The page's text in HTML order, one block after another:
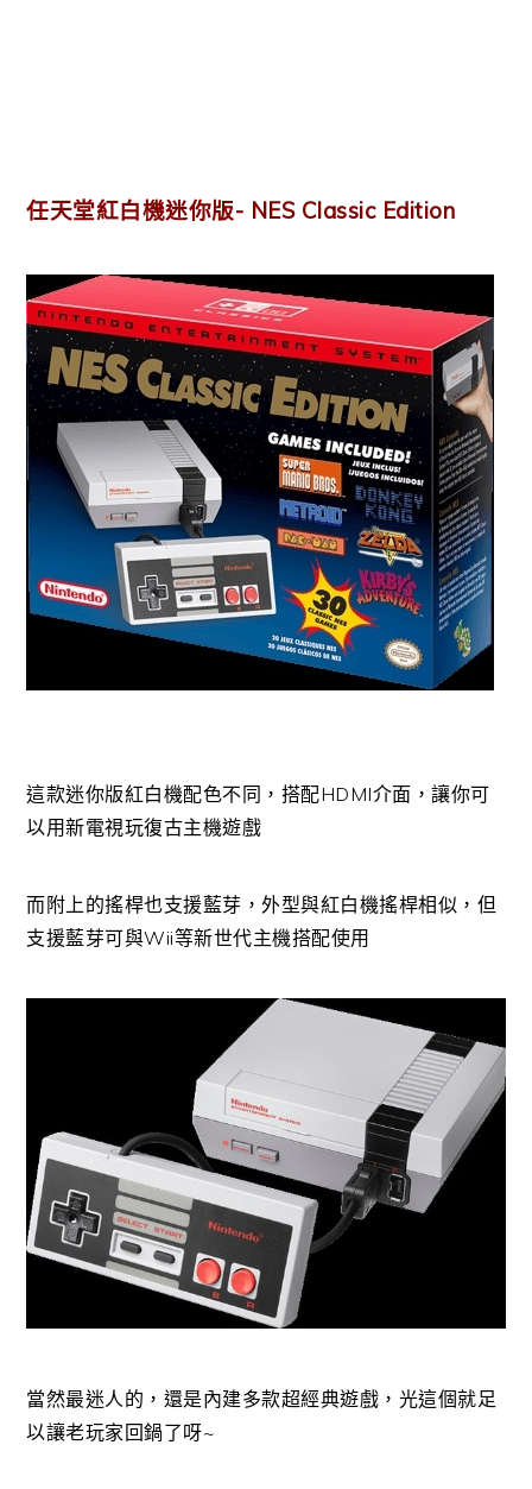
任天堂紅白機迷你版- NES Classic Edition
這款迷你版紅白機配色不同，搭配HDMI介面，讓你可
以用新電視玩復古主機遊戲
而附上的搖桿也支援藍芽，外型與紅白機搖桿相似，但
支援藍芽可與Wii等新世代主機搭配使用
當然最迷人的，還是內建多款超經典遊戲，光這個就足
以讓老玩家回鍋了呀~